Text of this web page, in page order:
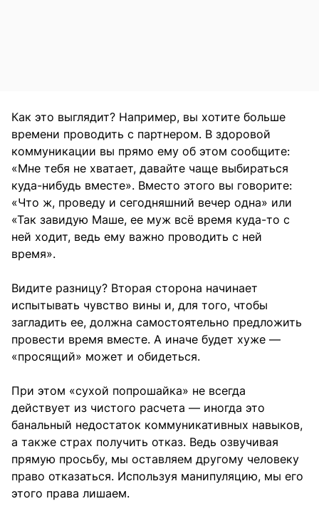
Как это выглядит? Например, вы хотите больше
времени проводить с партнером. В здоровой
коммуникации вы прямо ему об этом сообщите:
«Мне тебя не хватает, давайте чаще выбираться
куда-нибудь вместе». Вместо этого вы говорите:
«Что ж, проведу и сегодняшний вечер одна» или
«Так завидую Маше, ее муж всё время куда-то с
ней ходит, ведь ему важно проводить с ней
время».
Видите разницу? Вторая сторона начинает
испытывать чувство вины и, для того, чтобы
загладить ее, должна самостоятельно предложить
провести время вместе. А иначе будет хуже —
«просящий» может и обидеться.
При этом «сухой попрошайка» не всегда
действует из чистого расчета — иногда это
банальный недостаток коммуникативных навыков,
а также страх получить отказ. Ведь озвучивая
прямую просьбу, мы оставляем другому человеку
право отказаться. Используя манипуляцию, мы его
этого права лишаем.